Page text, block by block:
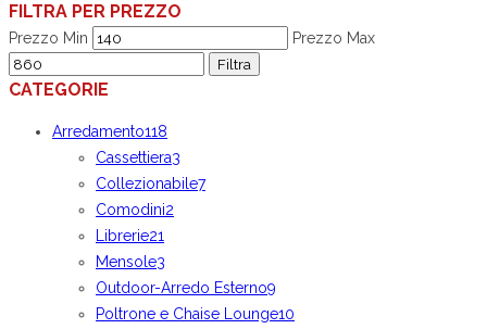
FILTRA PER PREZZO
Prezzo Min
Prezzo Max
Filtra
CATEGORIE
Arredamento118
Cassettiera3
Collezionabile7
Comodini2
Librerie21
Mensole3
Outdoor-Arredo Esterno9
Poltrone e Chaise Lounge10